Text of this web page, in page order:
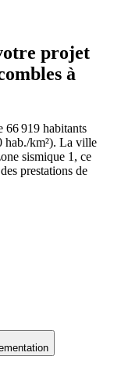
projet
à
66 919 habitants
hab./km²). La ville
sismique 1, ce
prestations de